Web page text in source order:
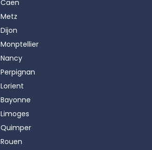
Caen
Metz
Dijon
Monptellier
Nancy
Perpignan
Lorient
Bayonne
Limoges
Quimper
Rouen